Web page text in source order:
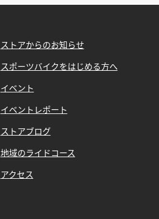
ストアからのお知らせ
スポーツバイクをはじめる方へ
イベント
イベントレポート
ストアブログ
地域のライドコース
アクセス